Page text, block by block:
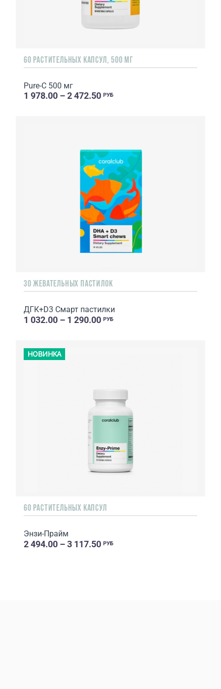
60 РАСТИТЕЛЬНЫХ КАПСУЛ, 500 МГ
Pure-C 500 мг
1 978.00 – 2 472.50 РУБ
30 ЖЕВАТЕЛЬНЫХ ПАСТИЛОК
ДГК+D3 Смарт пастилки
1 032.00 – 1 290.00 РУБ
НОВИНКА
60 РАСТИТЕЛЬНЫХ КАПСУЛ
Энзи-Прайм
2 494.00 – 3 117.50 РУБ